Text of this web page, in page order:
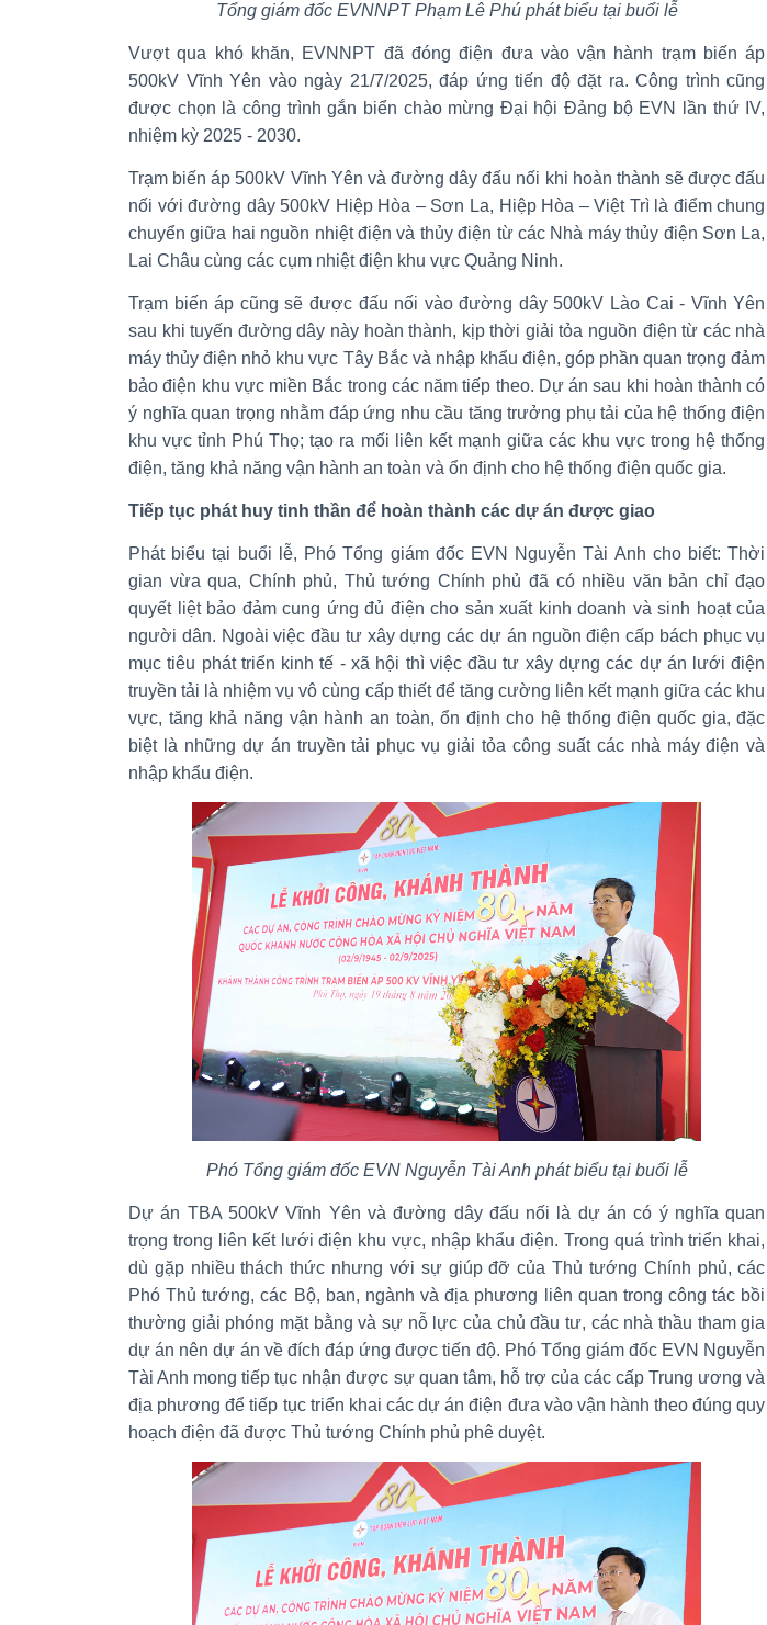
Tổng giám đốc EVNNPT Phạm Lê Phú phát biểu tại buổi lễ
Vượt qua khó khăn, EVNNPT đã đóng điện đưa vào vận hành trạm biến áp
500kV Vĩnh Yên vào ngày 21/7/2025, đáp ứng tiến độ đặt ra. Công trình cũng
được chọn là công trình gắn biển chào mừng Đại hội Đảng bộ EVN lần thứ IV,
nhiệm kỳ 2025 - 2030.
Trạm biến áp 500kV Vĩnh Yên và đường dây đấu nối khi hoàn thành sẽ được đấu
nối với đường dây 500kV Hiệp Hòa – Sơn La, Hiệp Hòa – Việt Trì là điểm chung
chuyển giữa hai nguồn nhiệt điện và thủy điện từ các Nhà máy thủy điện Sơn La,
Lai Châu cùng các cụm nhiệt điện khu vực Quảng Ninh.
Trạm biến áp cũng sẽ được đấu nối vào đường dây 500kV Lào Cai - Vĩnh Yên
sau khi tuyến đường dây này hoàn thành, kịp thời giải tỏa nguồn điện từ các nhà
máy thủy điện nhỏ khu vực Tây Bắc và nhập khẩu điện, góp phần quan trọng đảm
bảo điện khu vực miền Bắc trong các năm tiếp theo. Dự án sau khi hoàn thành có
ý nghĩa quan trọng nhằm đáp ứng nhu cầu tăng trưởng phụ tải của hệ thống điện
khu vực tỉnh Phú Thọ; tạo ra mối liên kết mạnh giữa các khu vực trong hệ thống
điện, tăng khả năng vận hành an toàn và ổn định cho hệ thống điện quốc gia.
Tiếp tục phát huy tinh thần để hoàn thành các dự án được giao
Phát biểu tại buổi lễ, Phó Tổng giám đốc EVN Nguyễn Tài Anh cho biết: Thời
gian vừa qua, Chính phủ, Thủ tướng Chính phủ đã có nhiều văn bản chỉ đạo
quyết liệt bảo đảm cung ứng đủ điện cho sản xuất kinh doanh và sinh hoạt của
người dân. Ngoài việc đầu tư xây dựng các dự án nguồn điện cấp bách phục vụ
mục tiêu phát triển kinh tế - xã hội thì việc đầu tư xây dựng các dự án lưới điện
truyền tải là nhiệm vụ vô cùng cấp thiết để tăng cường liên kết mạnh giữa các khu
vực, tăng khả năng vận hành an toàn, ổn định cho hệ thống điện quốc gia, đặc
biệt là những dự án truyền tải phục vụ giải tỏa công suất các nhà máy điện và
nhập khẩu điện.
Phó Tổng giám đốc EVN Nguyễn Tài Anh phát biểu tại buổi lễ
Dự án TBA 500kV Vĩnh Yên và đường dây đấu nối là dự án có ý nghĩa quan
trọng trong liên kết lưới điện khu vực, nhập khẩu điện. Trong quá trình triển khai,
dù gặp nhiều thách thức nhưng với sự giúp đỡ của Thủ tướng Chính phủ, các
Phó Thủ tướng, các Bộ, ban, ngành và địa phương liên quan trong công tác bồi
thường giải phóng mặt bằng và sự nỗ lực của chủ đầu tư, các nhà thầu tham gia
dự án nên dự án về đích đáp ứng được tiến độ. Phó Tổng giám đốc EVN Nguyễn
Tài Anh mong tiếp tục nhận được sự quan tâm, hỗ trợ của các cấp Trung ương và
địa phương để tiếp tục triển khai các dự án điện đưa vào vận hành theo đúng quy
hoạch điện đã được Thủ tướng Chính phủ phê duyệt.